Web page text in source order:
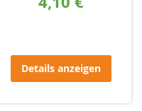
Details anzeigen